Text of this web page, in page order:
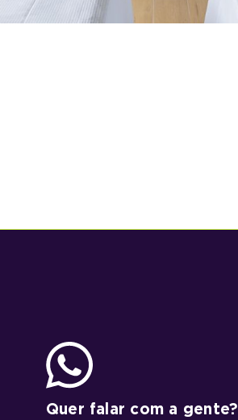
Quer falar com a gente?